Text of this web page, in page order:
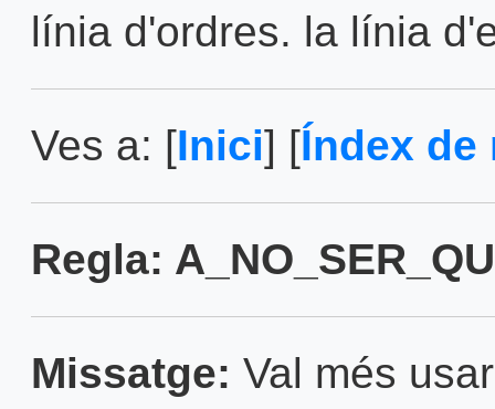
línia d'ordres. la línia
Ves a: [Inici] [Índex de
Regla:
Missatge: Val més